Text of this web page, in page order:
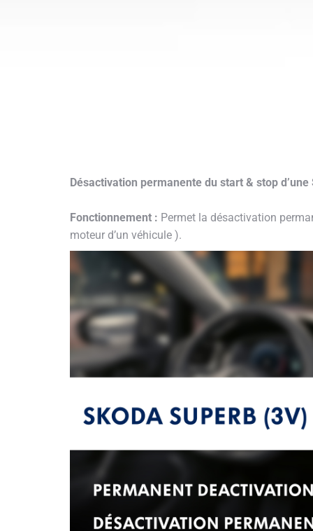
Désactivation permanente du start & stop
Fonctionnement : Permet la désactivation
moteur d’un véhicule ).